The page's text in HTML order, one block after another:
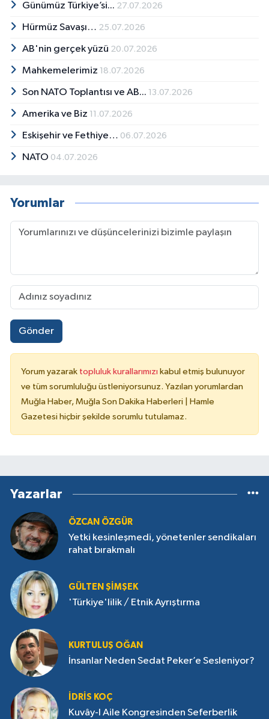
Günümüz Türkiye’si... 27.07.2026
Hürmüz Savaşı… 25.07.2026
AB'nin gerçek yüzü 20.07.2026
Mahkemelerimiz 18.07.2026
Son NATO Toplantısı ve AB... 13.07.2026
Amerika ve Biz 11.07.2026
Eskişehir ve Fethiye… 06.07.2026
NATO 04.07.2026
Yorumlar
Gönder
Yorum yazarak topluluk kurallarımızı kabul etmiş bulunuyor
ve tüm sorumluluğu üstleniyorsunuz. Yazılan yorumlardan
Muğla Haber, Muğla Son Dakika Haberleri | Hamle
Gazetesi hiçbir şekilde sorumlu tutulamaz.
Yazarlar
ÖZCAN ÖZGÜR
Yetki kesinleşmedi, yönetenler sendikaları
rahat bırakmalı
GÜLTEN ŞIMŞEK
'Türkiye'lilik / Etnik Ayrıştırma
KURTULUŞ OĞAN
İnsanlar Neden Sedat Peker’e Sesleniyor?
İDRIS KOÇ
Kuvây-I Aile Kongresinden Seferberlik